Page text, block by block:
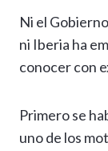
Ni el
ni Iberia ha
conocer con
Primero se
uno de los